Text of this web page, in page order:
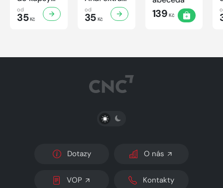
č.7/2026
od
35Kč
č.3/2026
Úsporná
od
35Kč 139 Kč
PŘEPNOUT SVĚTLÝ/TMAVÝ REŽIM
Dotazy O nás
VOP Kontakty